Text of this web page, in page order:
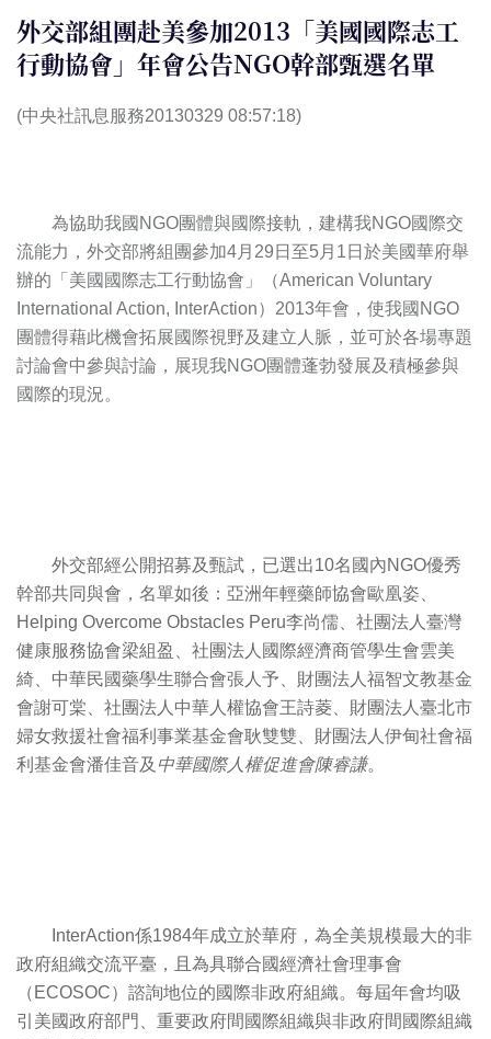
外交部組團赴美參加2013「美國國際志工
行動協會」年會公告NGO幹部甄選名單
(中央社訊息服務20130329 08:57:18)
為協助我國NGO團體與國際接軌，建構我NGO國際交
流能力，外交部將組團參加4月29日至5月1日於美國華府舉
辦的「美國國際志工行動協會」（American Voluntary
International Action, InterAction）2013年會，使我國NGO
團體得藉此機會拓展國際視野及建立人脈，並可於各場專題
討論會中參與討論，展現我NGO團體蓬勃發展及積極參與
國際的現況。
外交部經公開招募及甄試，已選出10名國內NGO優秀
幹部共同與會，名單如後：亞洲年輕藥師協會歐凰姿、
Helping Overcome Obstacles Peru李尚儒、社團法人臺灣
健康服務協會梁組盈、社團法人國際經濟商管學生會雲美
綺、中華民國藥學生聯合會張人予、財團法人福智文教基金
會謝可棠、社團法人中華人權協會王詩菱、財團法人臺北市
婦女救援社會福利事業基金會耿雙雙、財團法人伊甸社會福
利基金會潘佳音及 中華國際人權促進會陳睿謙。
InterAction係1984年成立於華府，為全美規模最大的非
政府組織交流平臺，且為具聯合國經濟社會理事會
（ECOSOC）諮詢地位的國際非政府組織。每屆年會均吸
引美國政府部門、重要政府間國際組織與非政府間國際組織